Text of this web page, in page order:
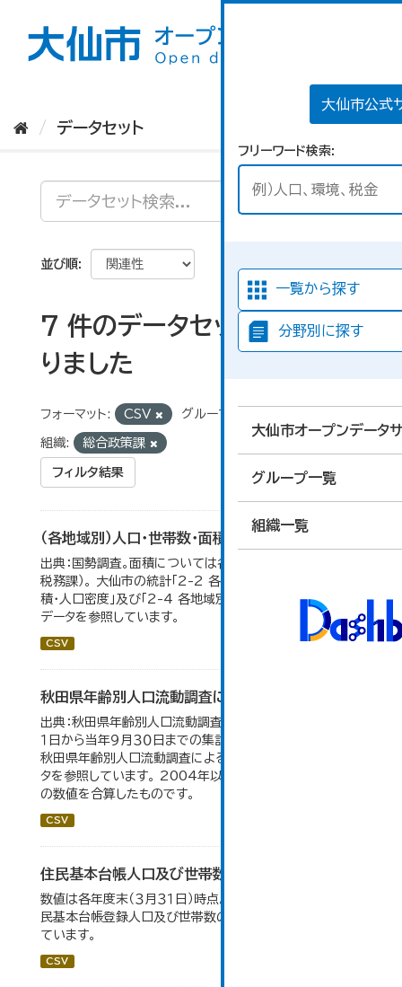
大仙市公式
フリーワード検索
一覧から探す
分野別に探す
大仙市オープンデータ
グループ一覧
組織一覧
データセット
並び順
7 件のデータセットが見つか
りました
フォーマット: CSV グループ:
組織: 総合政策課
フィルタ結果
（各地域別）人口・世帯数・面積・人口密度
出典：国勢調査。面積については各年１月１日時点（大仙市
税務課）。 大仙市の統計「2-2 各地域別人口・人口増減・面
積・人口密度」及び「2-4 各地域別人口・世帯数の推移」の
データを参照しています。
CSV
秋田県年齢別人口流動調査による人口動態の推移
出典：秋田県年齢別人口流動調査。 各年ともに、前年１０月
１日から当年９月３０日までの集計。 大仙市の統計「2-10
秋田県年齢別人口流動調査による人口動態の推移」のデー
タを参照しています。 2004年以前の数値は合併前市町村
の数値を合算したものです。
CSV
住民基本台帳人口及び世帯数の推移
数値は各年度末（３月３１日）時点。大仙市の統計「2-9 住
民基本台帳登録人口及び世帯数の推移」のデータを参照し
ています。
CSV